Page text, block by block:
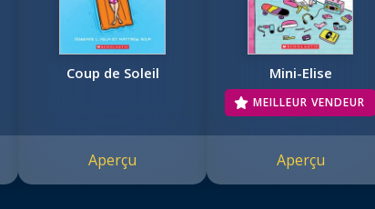
Coup de Soleil
Aperçu
Mini-Elise
MEILLEUR VENDEUR
Aperçu